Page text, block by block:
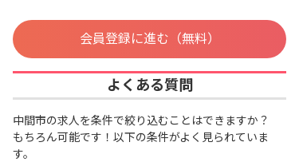
会員登録に進む（無料）
よくある質問
中間市の求人を条件で絞り込むことはできますか？
もちろん可能です！以下の条件がよく見られていま
す。